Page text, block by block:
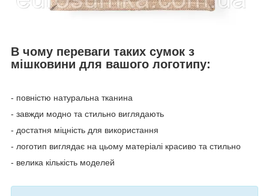
В чому переваги таких сумок з
мішковини для вашого логотипу:
- повністю натуральна тканина
- завжди модно та стильно виглядають
- достатня міцність для використання
- логотип виглядає на цьому матеріалі красиво та стильно
- велика кількість моделей